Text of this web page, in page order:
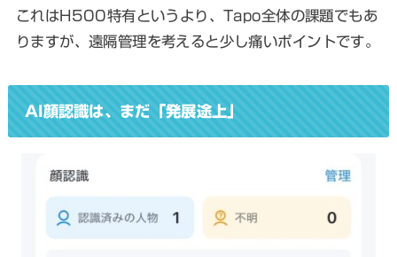
これはH500特有というより、Tapo全体の課題でもあ
りますが、遠隔管理を考えると少し痛いポイントです。
AI顔認識は、まだ「発展途上」